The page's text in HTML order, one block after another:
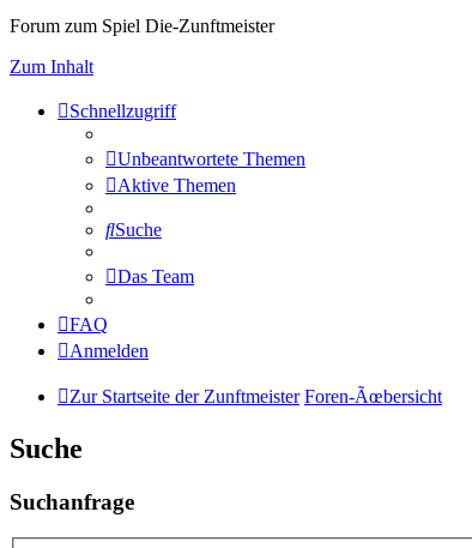
Forum zum Spiel Die-Zunftmeister
Zum Inhalt
Schnellzugriff
Unbeantwortete Themen
Aktive Themen
Suche
Das Team
FAQ
Anmelden
Zur Startseite der Zunftmeister Foren-Ãœbersicht
Suche
Suchanfrage